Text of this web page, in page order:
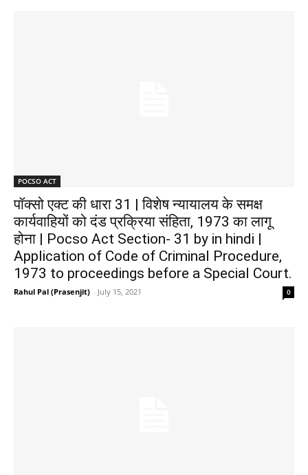
POCSO ACT
पॉक्सो एक्ट की धारा 31 | विशेष न्यायालय के समक्ष
कार्यवाहियों को दंड प्रक्रिया संहिता, 1973 का लागू
होना | Pocso Act Section- 31 by in hindi |
Application of Code of Criminal Procedure,
1973 to proceedings before a Special Court.
Rahul Pal (Prasenjit) - July 15, 2021 0